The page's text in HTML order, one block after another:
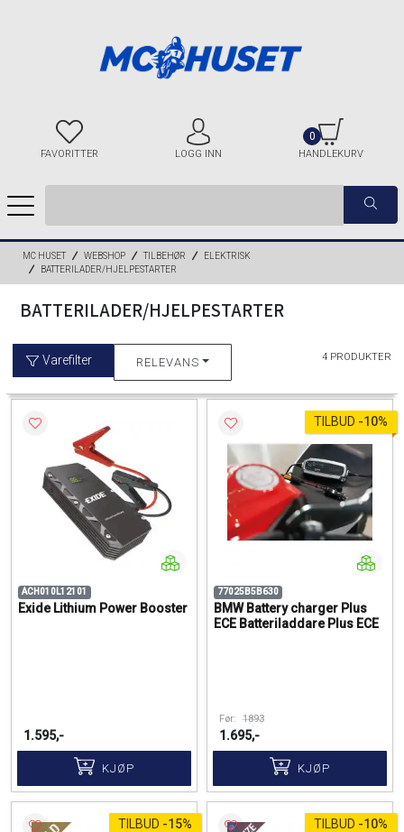
FAVORITTER LOGG INN HANDLEKURV
0
MC HUSET WEBSHOP TILBEHØR
ELEKTRISK
BATTERILADER/HJELPESTARTER
BATTERILADER/HJELPESTARTER
Varefilter RELEVANS 4 PRODUKTER
ACH010L12101
Exide Lithium Power Booster
1.595,-
KJØP
TILBUD -10%
77025B5B630
BMW Battery charger Plus
ECE Batteriladdare Plus ECE
Før: 1893
1.695,-
KJØP
TILBUD -15% TILBUD -10%